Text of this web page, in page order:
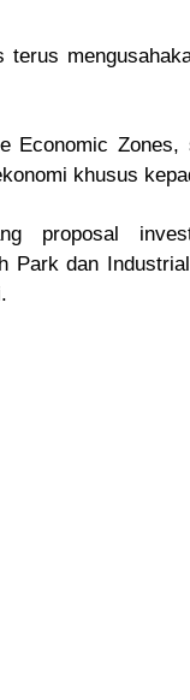
Economic
khusus
proposal
Park dan